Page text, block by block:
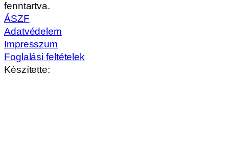
fenntartva.
ÁSZF
Adatvédelem
Impresszum
Foglalási feltételek
Készítette: